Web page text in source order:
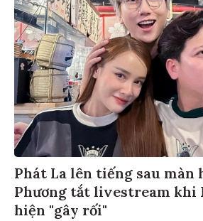
Phát La lên tiếng sau màn
Phương tắt livestream khi
hiện "gây rối"